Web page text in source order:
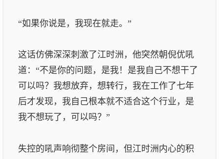
“如果你说是，我现在就走。”
这话仿佛深深刺激了江时洲，他突然朝倪优吼
道：“不是你的问题，是我！是我自己不想干了
可以吗？我想放弃，想转行，我在工作了七年
后才发现，我自己根本就不适合这个行业，是
我不想玩了，可以吗？”
失控的吼声响彻整个房间，但江时洲内心的积